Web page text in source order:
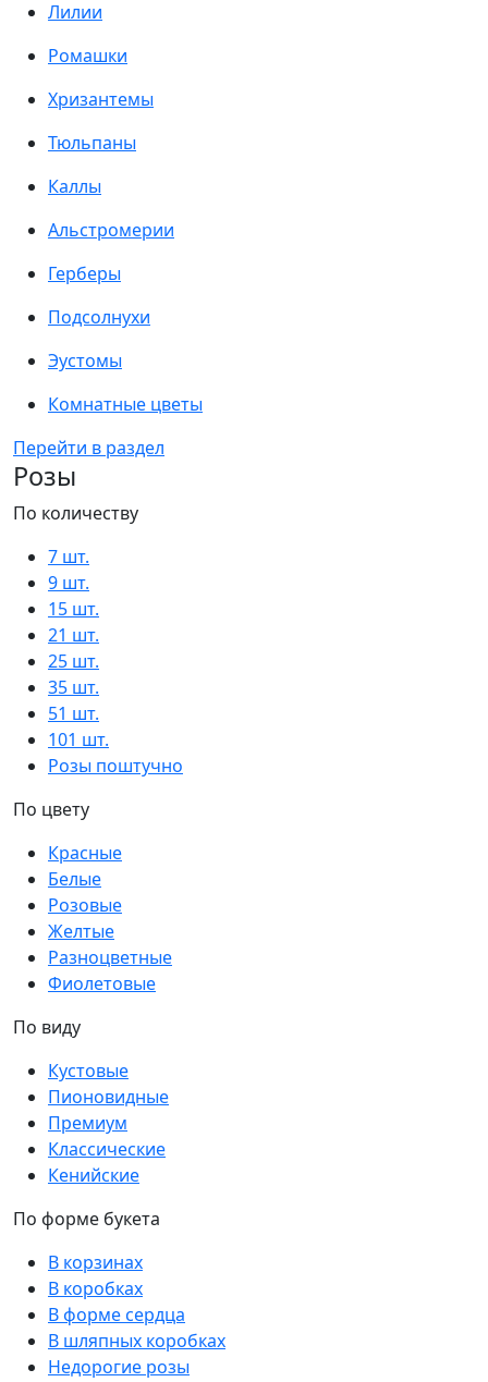
Лилии
Ромашки
Хризантемы
Тюльпаны
Каллы
Альстромерии
Герберы
Подсолнухи
Эустомы
Комнатные цветы
Перейти в раздел
Розы
По количеству
7 шт.
9 шт.
15 шт.
21 шт.
25 шт.
35 шт.
51 шт.
101 шт.
Розы поштучно
По цвету
Красные
Белые
Розовые
Желтые
Разноцветные
Фиолетовые
По виду
Кустовые
Пионовидные
Премиум
Классические
Кенийские
По форме букета
В корзинах
В коробках
В форме сердца
В шляпных коробках
Недорогие розы